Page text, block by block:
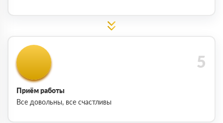
Приём работы
Все довольны, все счастливы